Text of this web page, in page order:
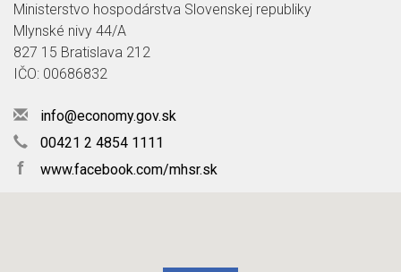
Ministerstvo hospodárstva Slovenskej republiky
Mlynské nivy 44/A
827 15 Bratislava 212
IČO: 00686832
info@economy.gov.sk
00421 2 4854 1111
f www.facebook.com/mhsr.sk